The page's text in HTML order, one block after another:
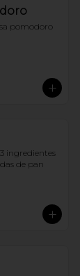
pomodoro
ingredientes
de pan